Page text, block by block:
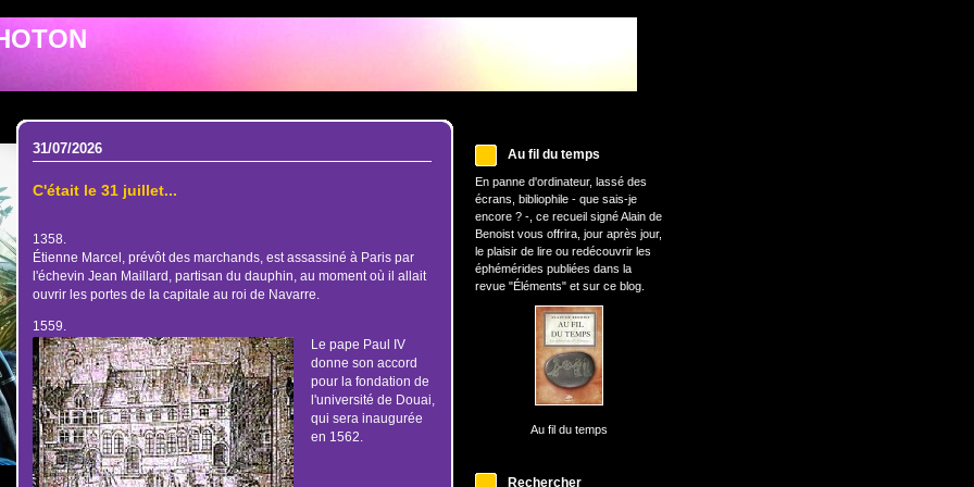
Au fil du temps
En panne d'ordinateur, lassé des
écrans, bibliophile - que sais-je
encore ? -, ce recueil signé Alain de
Benoist vous offrira, jour après jour,
le plaisir de lire ou redécouvrir les
éphémérides publiées dans la
revue "Éléments" et sur ce blog.
Au fil du temps
Rechercher
31/07/2026
C'était le 31 juillet...
1358.
Étienne Marcel, prévôt des marchands, est assassiné à Paris par
l'échevin Jean Maillard, partisan du dauphin, au moment où il allait
ouvrir les portes de la capitale au roi de Navarre.
1559.
Le pape Paul IV
donne son accord
pour la fondation de
l'université de Douai,
qui sera inaugurée
en 1562.